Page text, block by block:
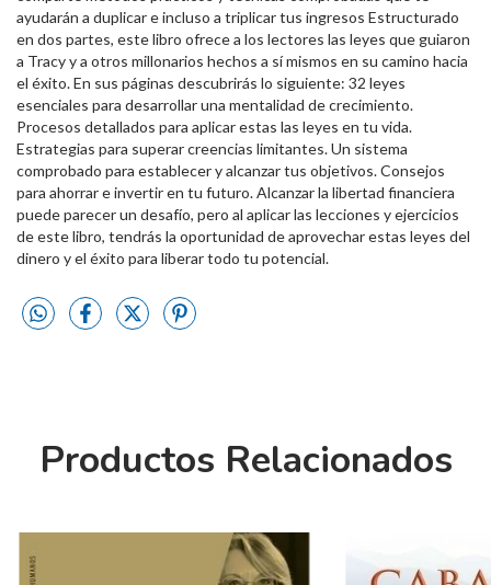
ayudarán a duplicar e incluso a triplicar tus ingresos Estructurado
en dos partes, este libro ofrece a los lectores las leyes que guiaron
a Tracy y a otros millonarios hechos a sí mismos en su camino hacia
el éxito. En sus páginas descubrirás lo siguiente: 32 leyes
esenciales para desarrollar una mentalidad de crecimiento.
Procesos detallados para aplicar estas las leyes en tu vida.
Estrategias para superar creencias limitantes. Un sistema
comprobado para establecer y alcanzar tus objetivos. Consejos
para ahorrar e invertir en tu futuro. Alcanzar la libertad financiera
puede parecer un desafío, pero al aplicar las lecciones y ejercicios
de este libro, tendrás la oportunidad de aprovechar estas leyes del
dinero y el éxito para liberar todo tu potencial.
Productos Relacionados